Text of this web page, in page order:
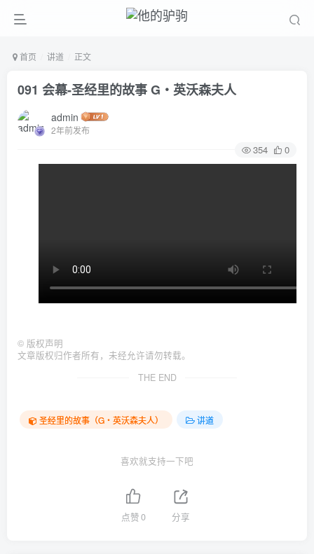
首页 讲道 正文
091 会幕-圣经里的故事 G‧英沃森夫人
admin
2年前发布
354 0
© 版权声明
文章版权归作者所有，未经允许请勿转载。
THE END
圣经里的故事（G‧英沃森夫人） 讲道
喜欢就支持一下吧
点赞0 分享